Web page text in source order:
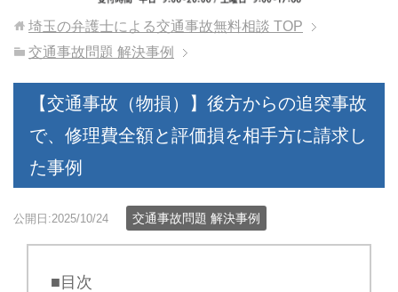
埼玉の弁護士による交通事故無料相談 TOP
交通事故問題 解決事例
【交通事故（物損）】後方からの追突事故
で、修理費全額と評価損を相手方に請求し
た事例
公開日:2025/10/24 交通事故問題 解決事例
■目次